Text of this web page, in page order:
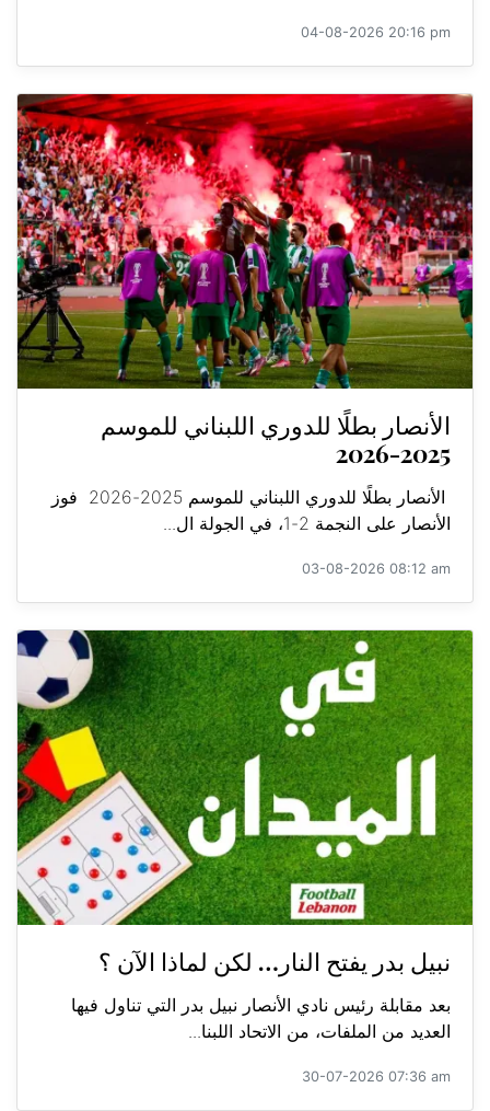
04-08-2026 20:16 pm
الأنصار بطلًا للدوري اللبناني للموسم
2025-2026
الأنصار بطلًا للدوري اللبناني للموسم 2025-2026 فوز
الأنصار على النجمة 2-1، في الجولة ال...
03-08-2026 08:12 am
نبيل بدر يفتح النار… لكن لماذا الآن ؟
بعد مقابلة رئيس نادي الأنصار نبيل بدر التي تناول فيها
العديد من الملفات، من الاتحاد اللبنا...
30-07-2026 07:36 am